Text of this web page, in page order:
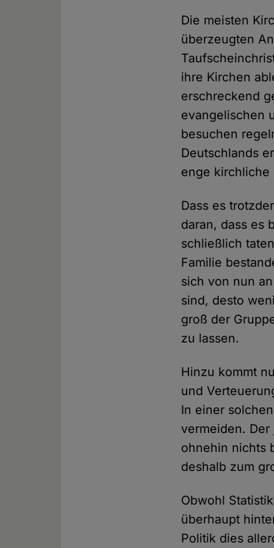
Die meisten
überzeugten
ihre Kirchen
erschreckend
evangelischen
besuchen
Deutschlands
enge kirchliche
Dass es
daran, dass es
schließlich
Familie
sich von nun
sind, desto
groß der
zu lassen.
Hinzu kommt
und
In einer
vermeiden.
ohnehin nichts
deshalb zum
Obwohl
überhaupt
Politik dies